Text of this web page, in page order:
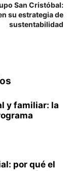
San Cristóbal:
su estrategia de
sustentabilidad
y familiar: la
por qué el